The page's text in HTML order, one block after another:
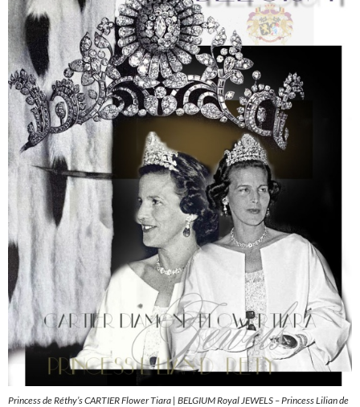
Princess de Réthy’s CARTIER Flower Tiara | BELGIUM Royal JEWELS – Princess Lilian de